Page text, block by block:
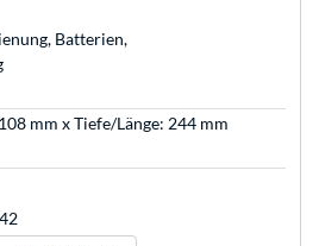
Batterien,
mm x Tiefe/Länge: 244 mm